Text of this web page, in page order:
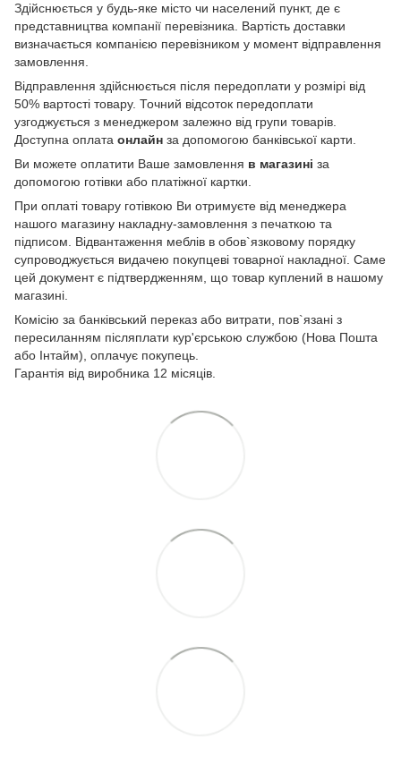
Здійснюється у будь-яке місто чи населений пункт, де є
представництва компанії перевізника. Вартість доставки
визначається компанією перевізником у момент відправлення
замовлення.
Відправлення здійснюється після передоплати у розмірі від
50% вартості товару. Точний відсоток передоплати
узгоджується з менеджером залежно від групи товарів.
Доступна оплата онлайн за допомогою банківської карти.
Ви можете оплатити Ваше замовлення в магазині за
допомогою готівки або платіжної картки.
При оплаті товару готівкою Ви отримуєте від менеджера
нашого магазину накладну-замовлення з печаткою та
підписом. Відвантаження меблів в обов`язковому порядку
супроводжується видачею покупцеві товарної накладної. Саме
цей документ є підтвердженням, що товар куплений в нашому
магазині.
Комісію за банківський переказ або витрати, пов`язані з
пересиланням післяплати кур'єрською службою (Нова Пошта
або Інтайм), оплачує покупець.
Гарантія від виробника 12 місяців.